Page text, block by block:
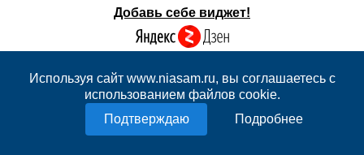
Используя сайт www.niasam.ru, вы соглашаетесь с
использованием файлов cookie.
Подробнее
Добавь себе виджет!
АКЦЕНТЫ